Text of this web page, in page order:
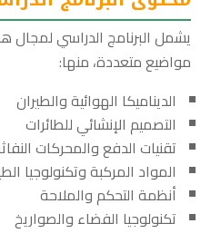
يشمل البرنامج الدراسي لمجال
مواضيع متعددة، منها:
الديناميكا الهوائية والطيران
التصميم الإنشائي للطائرات
تقنيات الدفع والمحركات
المواد المركبة وتكنولوجيا
أنظمة التحكم والملاحة
تكنولوجيا الفضاء والصواريخ